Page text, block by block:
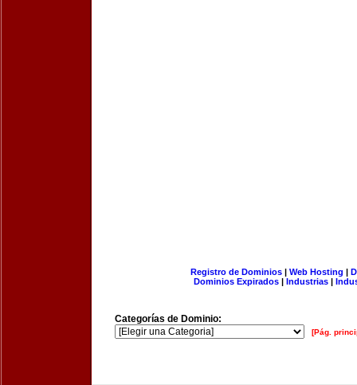
Registro de Dominios| Web Hosting |
Dominios Expirados | Industrias |
Categorías de Dominio:
[Pág.